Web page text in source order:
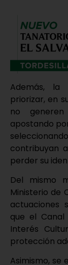
Además, la
priorizar, en
no
apostando
contribuyan
perder su
Del mismo
Ministerio de
actuaciones
que el
Interés
protección
Asimismo, se